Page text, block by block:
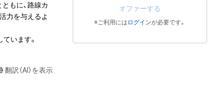
もに、路線カ
力を与えるよ
います。
翻訳（AI）を表示
オファーする
※ご利用には ログインが必要です。